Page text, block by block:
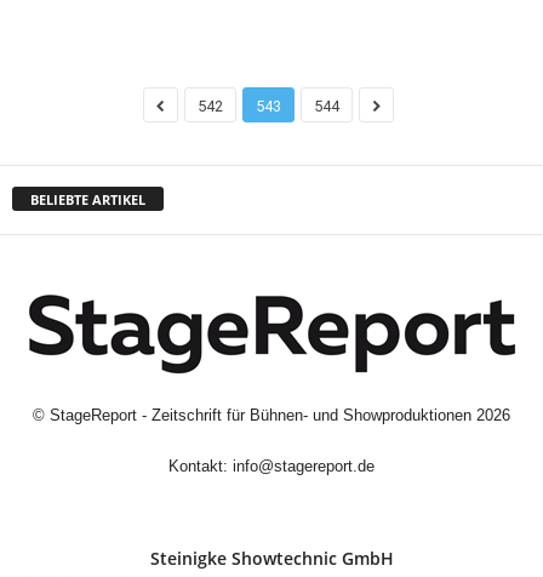
542 543 544
BELIEBTE ARTIKEL
© StageReport - Zeitschrift für Bühnen- und Showproduktionen 2026
Kontakt: info@stagereport.de
Steinigke Showtechnic GmbH